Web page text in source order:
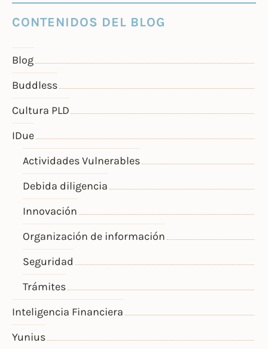
CONTENIDOS DEL BLOG
Blog
Buddless
Cultura PLD
IDue
Actividades Vulnerables
Debida diligencia
Innovación
Organización de información
Seguridad
Trámites
Inteligencia Financiera
Yunius